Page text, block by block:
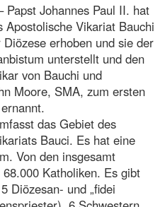
Papst Johannes Paul II. hat
Vikariat Bauchi
erhoben und sie der
unterstellt und den
von Bauchi und
Moore, SMA, zum ersten
das Gebiet des
Bauci. Es hat eine
Von den insgesamt
Katholiken. Es gibt
Diözesan- und „fidei